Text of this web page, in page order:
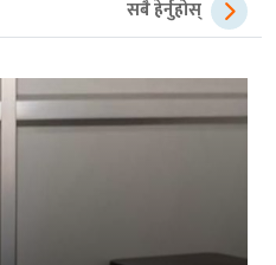
सबै हेर्नुहोस्